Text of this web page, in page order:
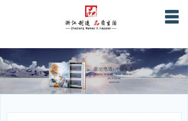
关于星空
产品服务
营销网络